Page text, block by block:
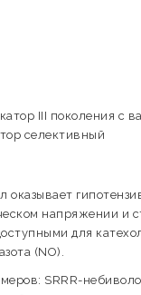
III поколения с
селективный
напряжении и
для
(NO).
SRRR-